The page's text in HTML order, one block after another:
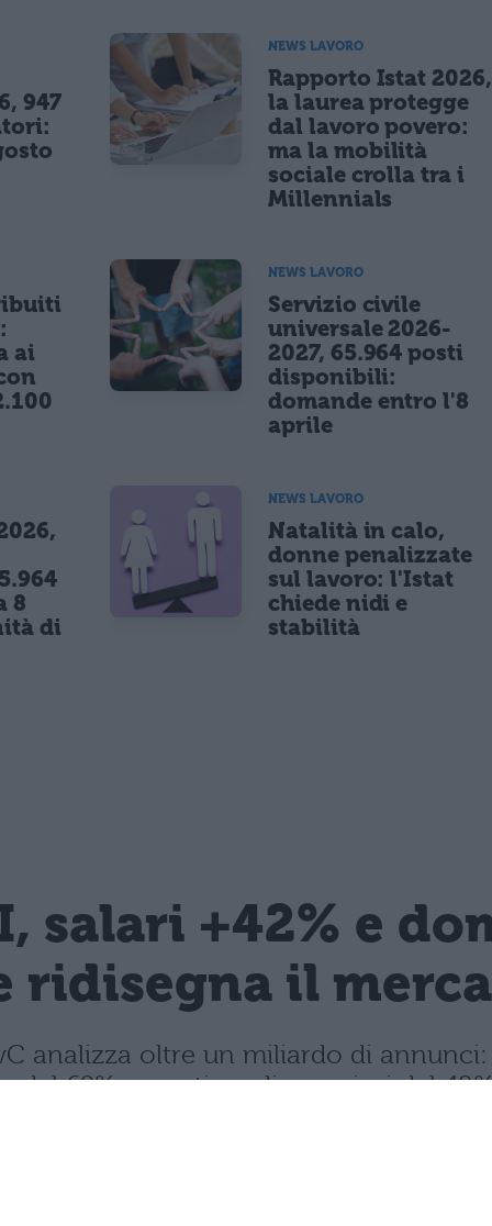
947
NEWS LAVORO
Rapporto Istat 2026,
la laurea protegge
dal lavoro povero:
ma la mobilità
sociale crolla tra i
Millennials
ai
NEWS LAVORO
Servizio civile
universale 2026-
2027, 65.964 posti
disponibili:
domande entro l'8
aprile
8
di
NEWS LAVORO
Natalità in calo,
donne penalizzate
sul lavoro: l'Istat
chiede nidi e
stabilità
salari +42% e
ridisegna il
analizza oltre un miliardo di
69%, con stipendi superiori del